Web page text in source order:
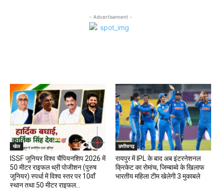
- Advertisement -
खेल
ISSF जूनियर विश्व चैंपियनशिप 2026 में
50 मीटर राइफल थ्री पोजीशन (पुरुष
जूनियर) स्पर्धा में विश्व स्तर पर 10वाँ
स्थान तथा 50 मीटर राइफल...
छत्तीसगढ़
रायपुर में IPL के बाद अब इंटरनेशनल
क्रिकेट का रोमांच, जिम्बाब्वे के खिलाफ
भारतीय महिला टीम खेलेगी 3 मुकाबले